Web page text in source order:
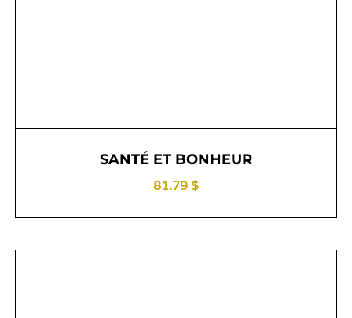
SANTÉ ET BONHEUR
81.79 $